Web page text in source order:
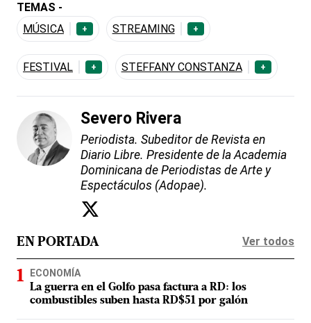
TEMAS -
MÚSICA
+ STREAMING +
FESTIVAL + STEFFANY CONSTANZA +
Severo Rivera
Periodista. Subeditor de Revista en
Diario Libre. Presidente de la Academia
Dominicana de Periodistas de Arte y
Espectáculos (Adopae).
EN PORTADA Ver todos
ECONOMÍA
La guerra en el Golfo pasa factura a RD: los
combustibles suben hasta RD$51 por galón